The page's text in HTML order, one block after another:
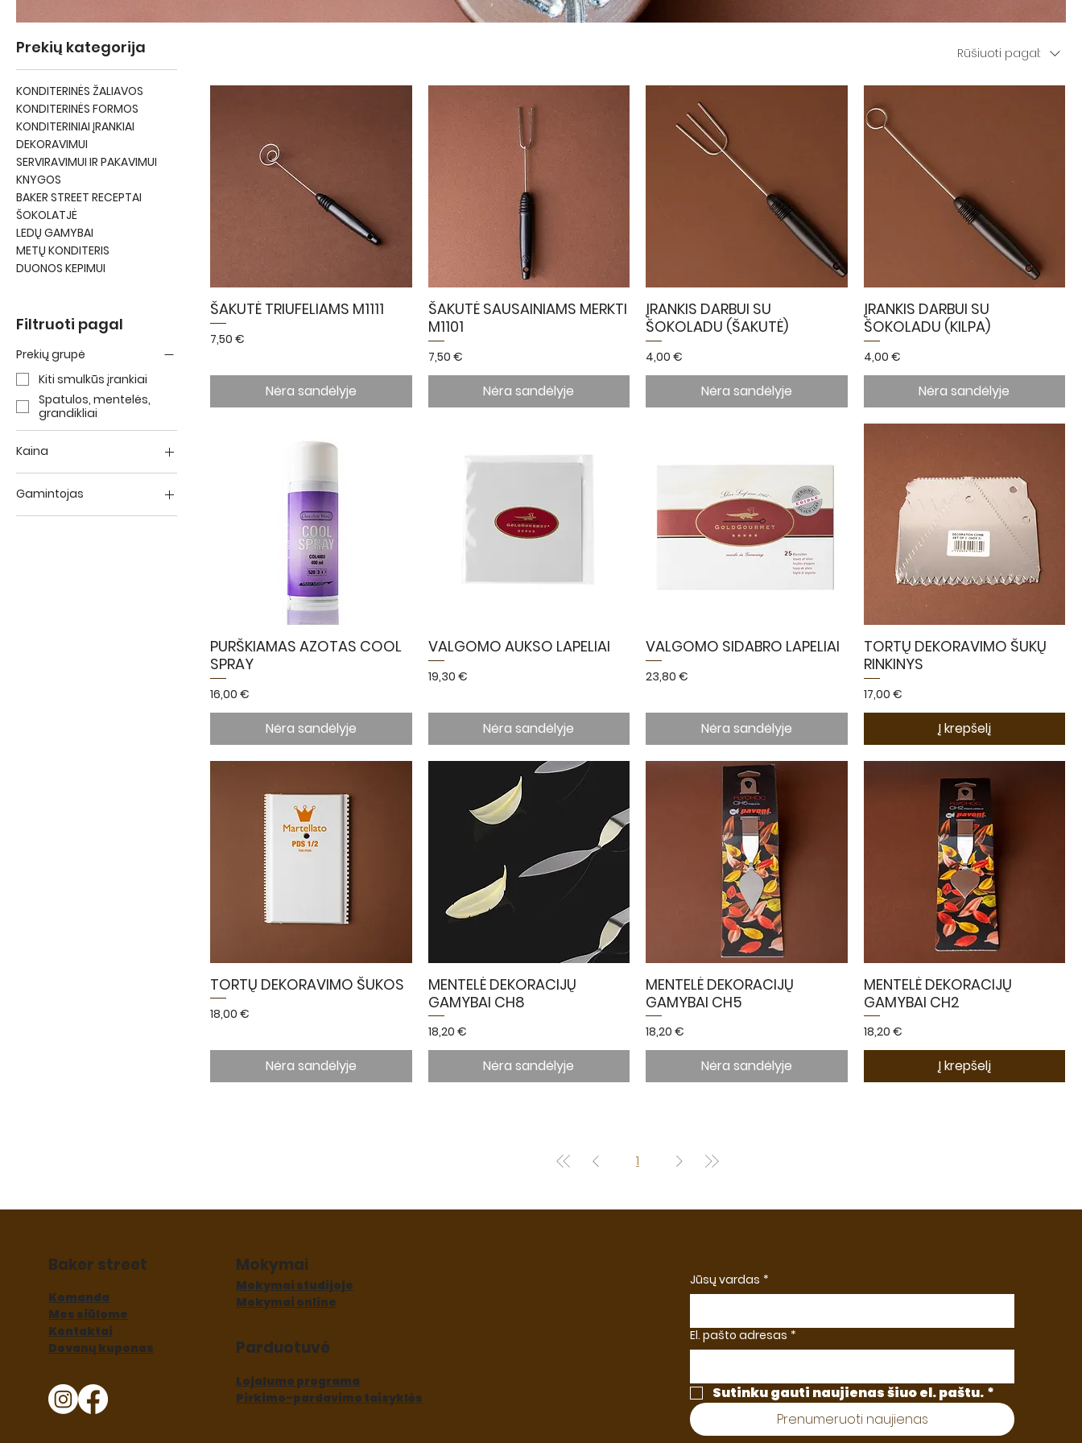
Prekių kategorija
KONDITERINĖS ŽALIAVOS
KONDITERINĖS FORMOS
KONDITERINIAI ĮRANKIAI
DEKORAVIMUI
SERVIRAVIMUI IR PAKAVIMUI
KNYGOS
BAKER STREET RECEPTAI
ŠOKOLATJĖ
LEDŲ GAMYBAI
METŲ KONDITERIS
DUONOS KEPIMUI
Filtruoti pagal
Prekių grupė
Kiti smulkūs įrankiai
Spatulos, mentelės,
grandikliai
Kaina
4 € 24 €
Gamintojas
Chocolate World
Rūšiuoti pagal:
ŠAKUTĖ TRIUFELIAMS M1111
Kaina
7,50 €
Nėra sandėlyje
ŠAKUTĖ SAUSAINIAMS MERKTI
M1101
Kaina
7,50 €
Nėra sandėlyje
ĮRANKIS DARBUI SU
ŠOKOLADU (ŠAKUTĖ)
Kaina
4,00 €
Nėra sandėlyje
ĮRANKIS DARBUI SU
ŠOKOLADU (KILPA)
Kaina
4,00 €
Nėra sandėlyje
PURŠKIAMAS AZOTAS COOL
SPRAY
Kaina
16,00 €
Nėra sandėlyje
VALGOMO AUKSO LAPELIAI
Kaina
19,30 €
Nėra sandėlyje
VALGOMO SIDABRO LAPELIAI
Kaina
23,80 €
Nėra sandėlyje
TORTŲ DEKORAVIMO ŠUKŲ
RINKINYS
Kaina
17,00 €
Į krepšelį
TORTŲ DEKORAVIMO ŠUKOS
Kaina
18,00 €
Nėra sandėlyje
MENTELĖ DEKORACIJŲ
GAMYBAI CH8
Kaina
18,20 €
Nėra sandėlyje
MENTELĖ DEKORACIJŲ
GAMYBAI CH5
Kaina
18,20 €
Nėra sandėlyje
MENTELĖ DEKORACIJŲ
GAMYBAI CH2
Kaina
18,20 €
Į krepšelį
1
Komanda
Mes siūlome
Kontaktai
Dovanų kuponas
Baker street
Parduotuvė
Lojalumo programa
Pirkimo-pardavimo taisyklės
Mokymai
Mokymai studijoje
Mokymai online
Jūsų vardas *
El. pašto adresas *
Sutinku gauti naujienas šiuo el. paštu. *
Prenumeruoti naujienas